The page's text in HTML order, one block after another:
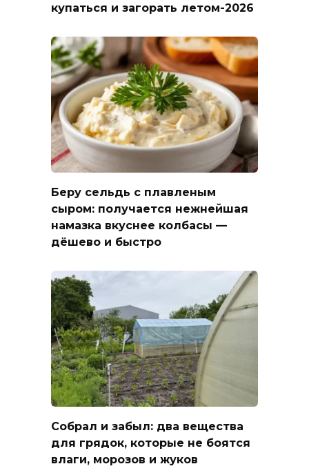
купаться и загорать летом-2026
Беру сельдь с плавленым
сыром: получается нежнейшая
намазка вкуснее колбасы —
дёшево и быстро
Собрал и забыл: два вещества
для грядок, которые не боятся
влаги, морозов и жуков